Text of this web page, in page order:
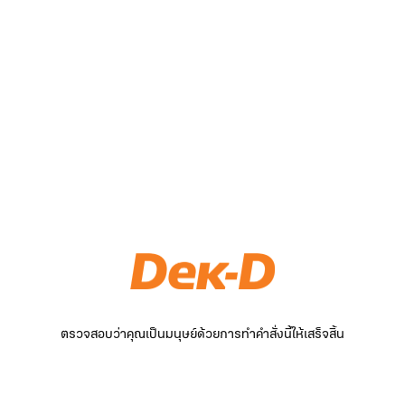
ตรวจสอบว่าคุณเป็นมนุษย์ด้วยการทำคำสั่งนี้ให้เสร็จสิ้น